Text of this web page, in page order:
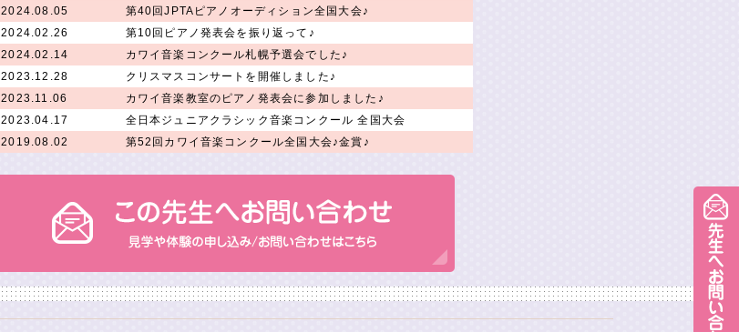
2024.08.05
第40回JPTAピアノオーディション全国大会♪
2024.02.26
第10回ピアノ発表会を振り返って♪
2024.02.14
カワイ音楽コンクール札幌予選会でした♪
2023.12.28
クリスマスコンサートを開催しました♪
2023.11.06
カワイ音楽教室のピアノ発表会に参加しました♪
2023.04.17
全日本ジュニアクラシック音楽コンクール 全国大会
2019.08.02
第52回カワイ音楽コンクール全国大会♪金賞♪